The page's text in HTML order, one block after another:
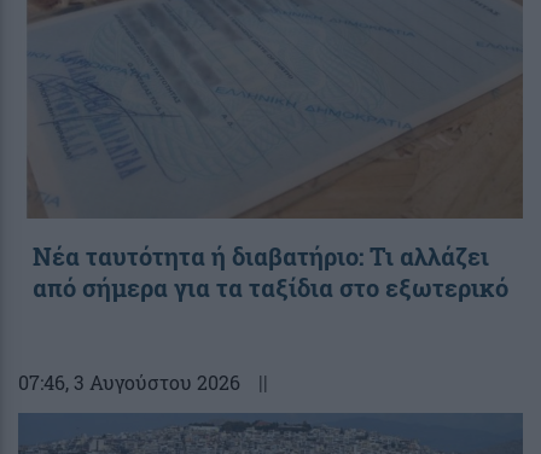
Νέα ταυτότητα ή διαβατήριο: Τι αλλάζει
από σήμερα για τα ταξίδια στο εξωτερικό
07:46, 3 Αυγούστου 2026 ||